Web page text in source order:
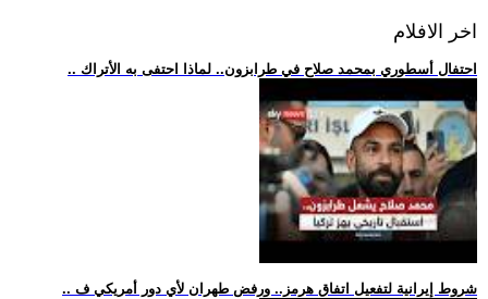
اخر الافلام
.. احتفال أسطوري بمحمد صلاح في طرابزون.. لماذا احتفى به الأتراك
.. شروط إيرانية لتفعيل اتفاق هرمز.. ورفض طهران لأي دور أمريكي ف